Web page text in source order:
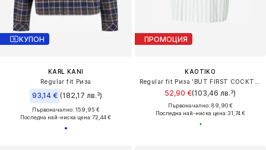
КУПОН
KARL KANI
Regular fit Риза
93,14 € (182,17 лв.³)
Първоначално: 159,95 €
Последна най-ниска цена:72,44 €
ПРОМОЦИЯ
KAOTIKO
52,90 €(103,46 лв.³)
Първоначално: 89,90 €
Последна най-ниска цена:31,74 €